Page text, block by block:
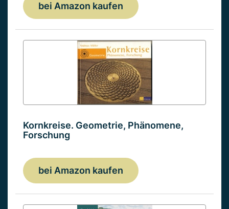
bei Amazon kaufen
Kornkreise. Geometrie, Phänomene,
Forschung
bei Amazon kaufen